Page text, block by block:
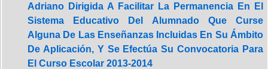
Adriano Dirigida A Facilitar La Permanencia En El
Sistema Educativo Del Alumnado Que Curse
Alguna De Las Enseñanzas Incluidas En Su Ámbito
De Aplicación, Y Se Efectúa Su Convocatoria Para
El Curso Escolar 2013-2014